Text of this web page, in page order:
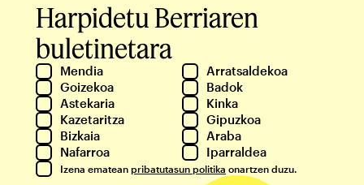
Harpidetu Berriaren
buletinetara
Mendia
Arratsaldekoa
Goizekoa
Badok
Astekaria
Kinka
Kazetaritza
Gipuzkoa
Bizkaia
Araba
Nafarroa
Iparraldea
Izena ematean pribatutasun politika onartzen duzu.